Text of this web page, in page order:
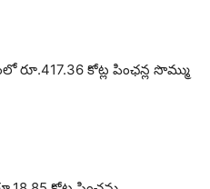
కోట్ల పింఛన్ల సొమ్ము